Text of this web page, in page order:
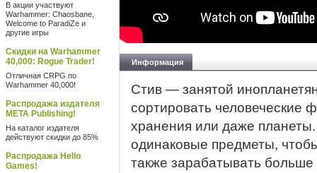
В акции участвуют
Warhammer: Chaosbane,
Welcome to ParadiZe и
другие игры
Скидки на Warhammer
40,000: Rogue Trader!
Отличная CRPG по
Warhammer 40,000!
Распродажа издателя
META Publishing!
На каталог издателя
действуют скидки до 85%
Распродажа Hello
Games!
Информация
Стив — занятой
сортировать человеческие
хранения или даже
одинаковые предметы,
также зарабатывать